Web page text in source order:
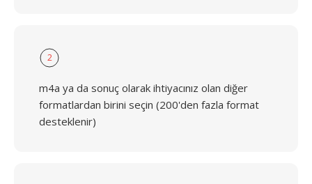
2
m4a ya da sonuç olarak ihtiyacınız olan diğer
formatlardan birini seçin (200'den fazla format
desteklenir)